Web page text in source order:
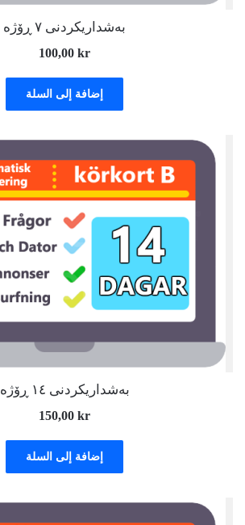
بەشداریکردنی ٧ ڕۆژە
100,00 kr
إضافة إلى السلة
بەشداریکردنی ١٤ ڕۆژە
150,00 kr
إضافة إلى السلة